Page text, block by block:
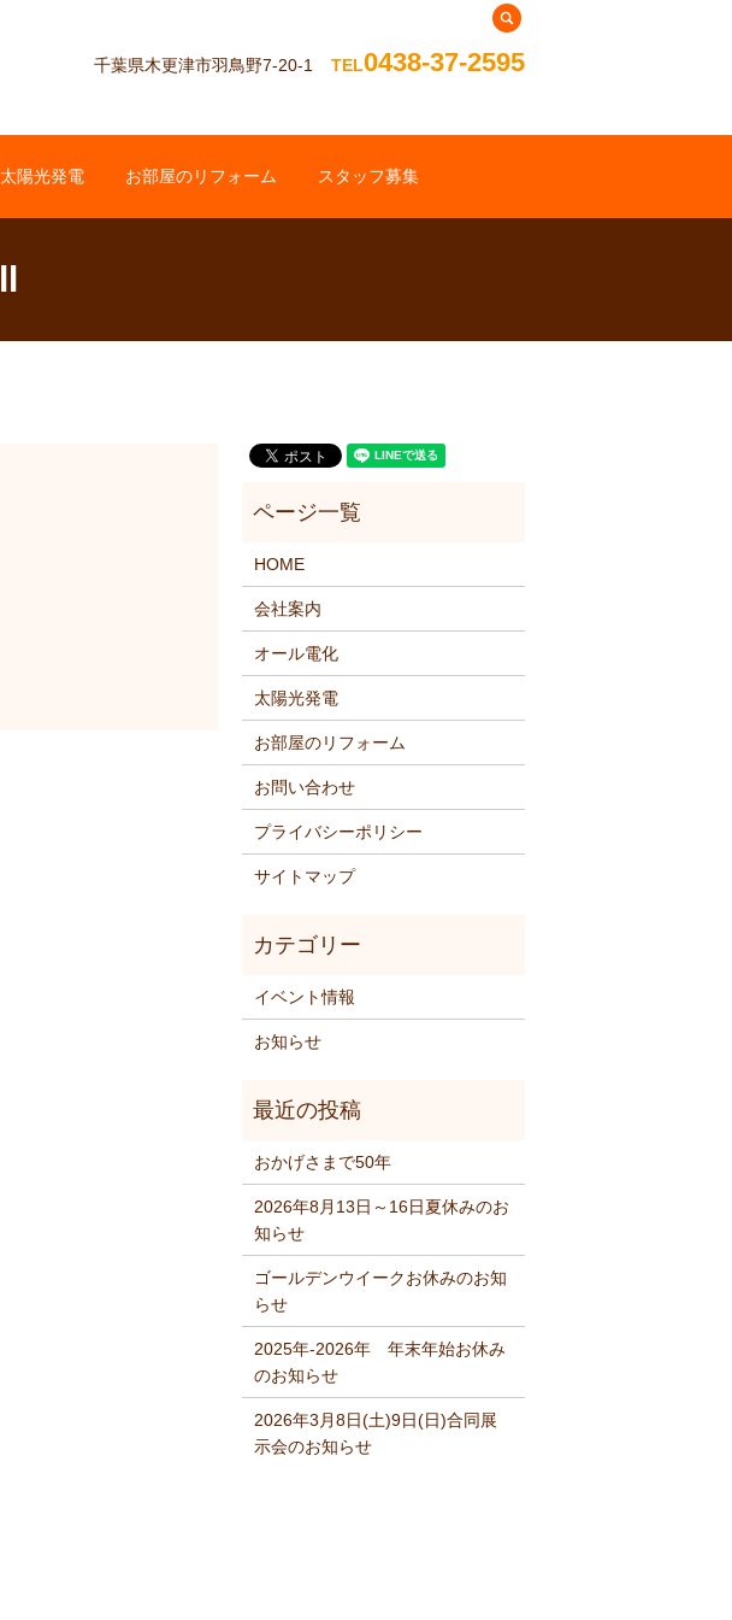
千葉県木更津市羽鳥野7-20-1 TEL0438-37-2595
太陽光発電 お部屋のリフォーム スタッフ募集
HOME
会社案内
オール電化
太陽光発電
お部屋のリフォーム
お問い合わせ
プライバシーポリシー
サイトマップ
イベント情報
お知らせ
おかげさまで50年
2026年8月13日～16日夏休みのお
知らせ
ゴールデンウイークお休みのお知
らせ
2025年‐2026年 年末年始お休み
のお知らせ
2026年3月8日(土)9日(日)合同展
示会のお知らせ